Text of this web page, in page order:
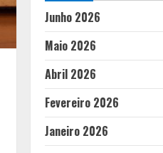
Junho 2026
Maio 2026
Abril 2026
Fevereiro 2026
Janeiro 2026